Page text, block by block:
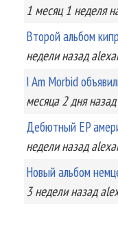
1 месяц 1 неделя
Второй альбом
неделиназад
I Am Morbid
месяца 2 дняназад
Дебютный EP
неделиназад
Новый альбом
3 неделиназад